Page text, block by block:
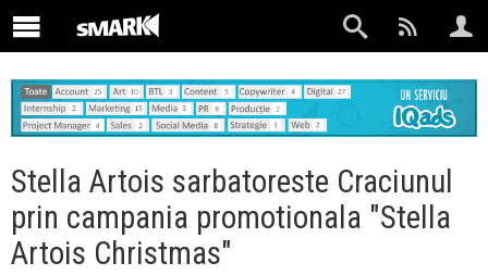
Stella Artois sarbatoreste Craciunul
prin campania promotionala "Stella
Artois Christmas"